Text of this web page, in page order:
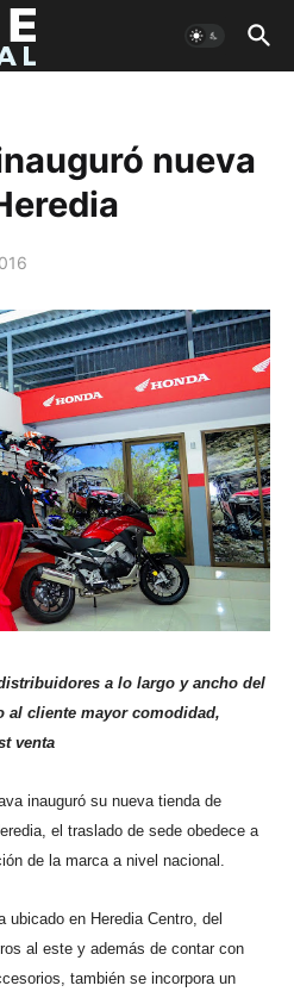
nueva
a lo largo y ancho del
al cliente mayor comodidad,
venta
inauguró su nueva tienda de
el traslado de sede obedece a
de la marca a nivel nacional.
en Heredia Centro, del
al este y además de contar con
también se incorpora un